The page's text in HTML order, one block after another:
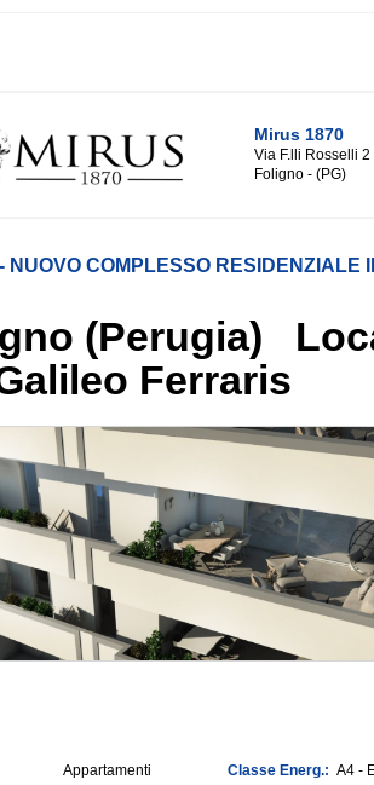
Mirus 1870
Via F.lli Rosselli 2
Foligno - (PG)
NUOVO COMPLESSO RESIDENZIALE
(Perugia)
Ferraris
Appartamenti Classe Energ.: A4 -